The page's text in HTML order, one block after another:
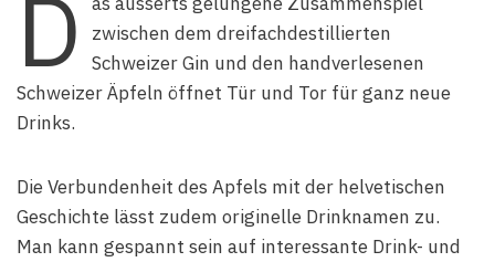
D
zwischen dem dreifachdestillierten
Schweizer Gin und den handverlesenen
Schweizer Äpfeln öffnet Tür und Tor für ganz neue
Drinks.
Die Verbundenheit des Apfels mit der helvetischen
Geschichte lässt zudem originelle Drinknamen zu.
Man kann gespannt sein auf interessante Drink- und